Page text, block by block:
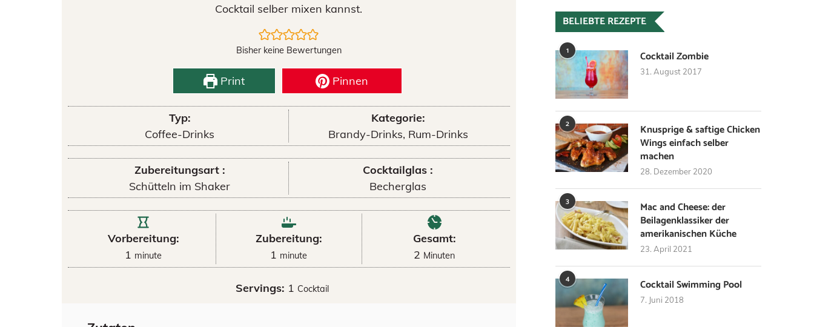
Cocktail selber mixen kannst.
Bisher keine Bewertungen
Print Pinnen
Typ:
Coffee-Drinks
Kategorie:
Brandy-Drinks, Rum-Drinks
Zubereitungsart :
Schütteln im Shaker
Cocktailglas :
Becherglas
Vorbereitung:
1 minute
Zubereitung:
1 minute
Gesamt:
2 Minuten
Servings: 1 Cocktail
BELIEBTE REZEPTE
1 Cocktail Zombie
31. August 2017
2
Knusprige & saftige Chicken
Wings einfach selber
machen
28. Dezember 2020
3
Mac and Cheese: der
Beilagenklassiker der
amerikanischen Küche
23. April 2021
4 Cocktail Swimming Pool
7. Juni 2018